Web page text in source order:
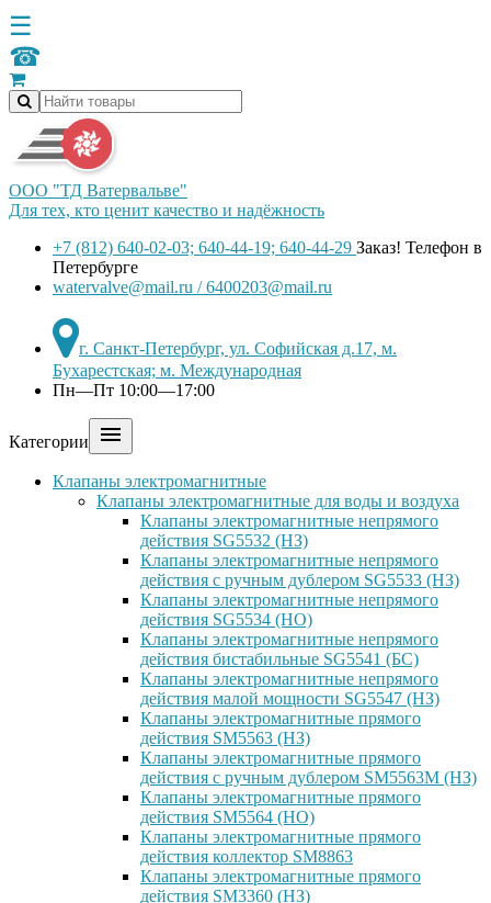
☰
☎
ООО "ТД Ватервальве"
Для тех, кто ценит качество и надёжность
+7 (812) 640-02-03; 640-44-19; 640-44-29 Заказ! Телефон в
Петербурге
watervalve@mail.ru / 6400203@mail.ru
г. Санкт-Петербург, ул. Софийская д.17, м.
Бухарестская; м. Международная
Пн—Пт 10:00—17:00
Категории 
Клапаны электромагнитные
Клапаны электромагнитные для воды и воздуха
Клапаны электромагнитные непрямого
действия SG5532 (НЗ)
Клапаны электромагнитные непрямого
действия с ручным дублером SG5533 (НЗ)
Клапаны электромагнитные непрямого
действия SG5534 (НО)
Клапаны электромагнитные непрямого
действия бистабильные SG5541 (БС)
Клапаны электромагнитные непрямого
действия малой мощности SG5547 (НЗ)
Клапаны электромагнитные прямого
действия SM5563 (НЗ)
Клапаны электромагнитные прямого
действия с ручным дублером SM5563M (НЗ)
Клапаны электромагнитные прямого
действия SM5564 (НО)
Клапаны электромагнитные прямого
дейcтвия коллектор SM8863
Клапаны электромагнитные прямого
действия SM3360 (НЗ)